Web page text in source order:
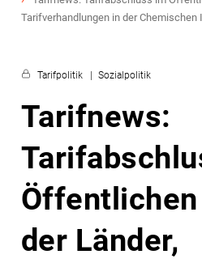
Tarifverhandlungen in der Chemischen
Tarifpolitik Sozialpolitik
Tarifnews:
der Länder,